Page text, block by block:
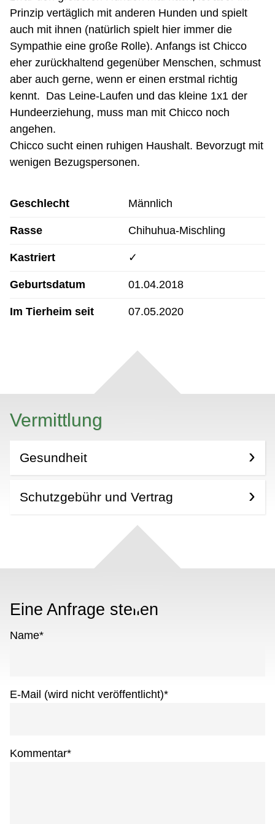
Prinzip vertäglich mit anderen Hunden und spielt
auch mit ihnen (natürlich spielt hier immer die
Sympathie eine große Rolle). Anfangs ist Chicco
eher zurückhaltend gegenüber Menschen, schmust
aber auch gerne, wenn er einen erstmal richtig
kennt. Das Leine-Laufen und das kleine 1x1 der
Hundeerziehung, muss man mit Chicco noch
angehen.
Chicco sucht einen ruhigen Haushalt. Bevorzugt mit
wenigen Bezugspersonen.
Geschlecht Männlich
Rasse Chihuhua-Mischling
Kastriert ✓
Geburtsdatum 01.04.2018
Im Tierheim seit 07.05.2020
Vermittlung
Gesundheit
Schutzgebühr und Vertrag
Eine Anfrage stellen
Name*
E-Mail (wird nicht veröffentlicht)*
Kommentar*